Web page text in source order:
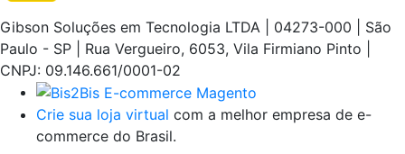
Gibson Soluções em Tecnologia LTDA | 04273-000 | São
Paulo - SP | Rua Vergueiro, 6053, Vila Firmiano Pinto |
CNPJ: 09.146.661/0001-02
Crie sua loja virtual com a melhor empresa de e-
commerce do Brasil.